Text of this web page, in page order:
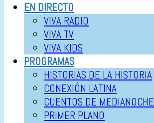
EN DIRECTO
VIVA RADIO
VIVA TV
VIVA KIDS
PROGRAMAS
HISTORIAS DE LA HISTORIA
CONEXIÓN LATINA
CUENTOS DE MEDIANOCHE
PRIMER PLANO